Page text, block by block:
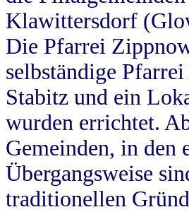
Klawittersdorf
Die Pfarrei
selbständige
Stabitz und ein
wurden errichtet.
Gemeinden, in den
Übergangsweise
traditionellen